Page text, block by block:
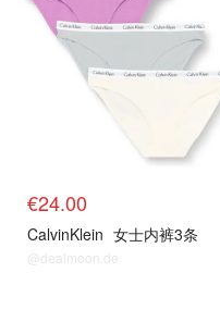
€24.00
CalvinKlein 女士内裤3条
@dealmoon.de